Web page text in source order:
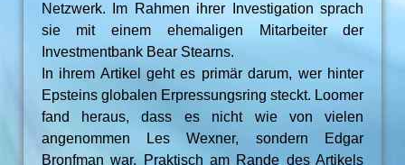
Netzwerk. Im Rahmen ihrer Investigation sprach
sie mit einem ehemaligen Mitarbeiter der
Investmentbank Bear Stearns.
In ihrem Artikel geht es primär darum, wer hinter
Epsteins globalen Erpressungsring steckt. Loomer
fand heraus, dass es nicht wie von vielen
angenommen Les Wexner, sondern Edgar
Bronfman war. Praktisch am Rande des Artikels